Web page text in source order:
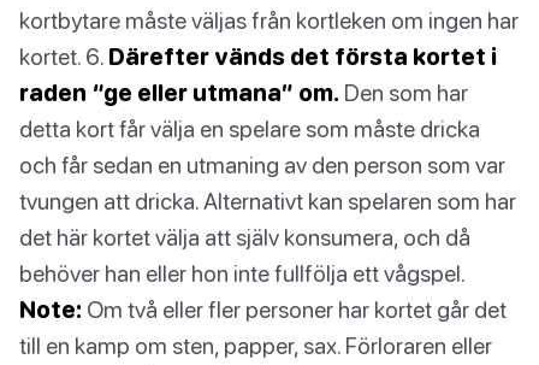
kortbytare måste väljas från kortleken om ingen har
kortet. 6. Därefter vänds det första kortet i
raden “ge eller utmana” om. Den som har
detta kort får välja en spelare som måste dricka
och får sedan en utmaning av den person som var
tvungen att dricka. Alternativt kan spelaren som har
det här kortet välja att själv konsumera, och då
behöver han eller hon inte fullfölja ett vågspel.
Note: Om två eller fler personer har kortet går det
till en kamp om sten, papper, sax. Förloraren eller